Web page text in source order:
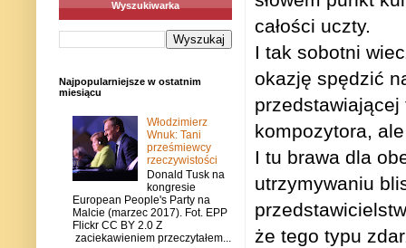
całości uczty.
I tak sobotni
okazję spędzić
kompozytora,
I tu brawa dla
utrzymywaniu
że tego typu
Wyszukiwarka
Najpopularniejsze w ostatnim
miesiącu
Włodzimierz
Wnuk: Tani
prześmiewcy
rzeczywistości
Donald Tusk na
kongresie
European People's Party na
Malcie (marzec 2017). Fot. EPP
Flickr CC BY 2.0 Z
zaciekawieniem przeczytałem...